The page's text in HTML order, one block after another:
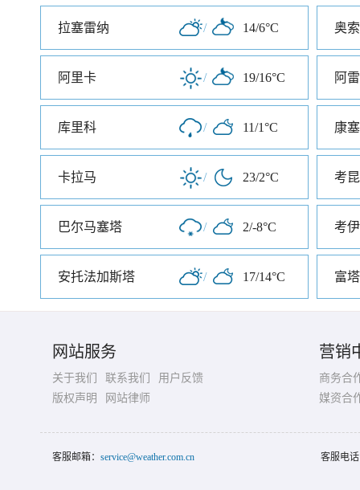
拉塞雷纳 / 14/6°C 奥
阿里卡 / 19/16°C 阿
库里科 / 11/1°C 康
卡拉马 / 23/2°C 考昆
巴尔马塞塔 / 2/-8°C 考
安托法加斯塔 / 17/14°C 富
网站服务
关于我们 联系我们
用户反馈
版权声明
网站律师
营销
商务合
媒资合
客服邮箱： service@weather.com.cn 客服电